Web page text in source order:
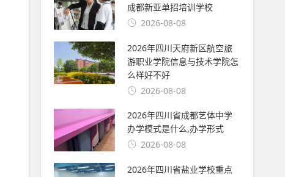
成都新亚单招培训学校
2026-08-08
2026年四川天府新区航空旅
游职业学院信息与技术学院怎
么样好不好
2026-08-08
2026年四川省成都艺体中学
办学模式是什么,办学形式
2026-08-08
2026年四川省盐业学校重点